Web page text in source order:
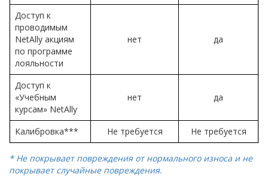
Доступ к
проводимым
NetAlly акциям
по программе
лояльности
нет да
Доступ к
«Учебным
курсам» NetAlly
нет да
Калибровка*** Не требуется Не требуется
* Не покрывает повреждения от нормального износа и не
покрывает случайные повреждения.